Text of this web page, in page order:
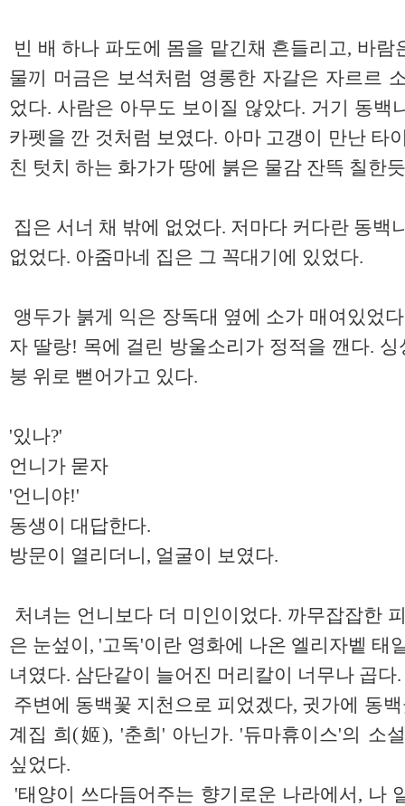
빈 배 하나 파도에 몸을 맡긴채 흔들리고, 바
물끼 머금은 보석처럼 영롱한 자갈은 자르르
었다. 사람은 아무도 보이질 않았다. 거기 동백
카펫을 깐 것처럼 보였다. 아마 고갱이 만난 타
친 텃치 하는 화가가 땅에 붉은 물감 잔뜩 칠한
집은 서너 채 밖에 없었다. 저마다 커다란 동백
없었다. 아줌마네 집은 그 꼭대기에 있었다.
앵두가 붉게 익은 장독대 옆에 소가 매여있었
자 딸랑! 목에 걸린 방울소리가 정적을 깬다.
붕 위로 뻗어가고 있다.
'있나?'
언니가 묻자
'언니야!'
동생이 대답한다.
방문이 열리더니, 얼굴이 보였다.
처녀는 언니보다 더 미인이었다. 까무잡잡한
은 눈섶이, '고독'이란 영화에 나온 엘리자벹 태
녀였다. 삼단같이 늘어진 머리칼이 너무나 곱다.
주변에 동백꽃 지천으로 피었겠다, 귓가에 동
계집 희(姬), '춘희' 아닌가. '듀마휴이스'의 소
싶었다.
'태양이 쓰다듬어주는 향기로운 나라에서, 나